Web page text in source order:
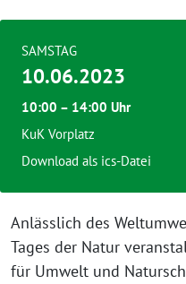
Anlässlich des
Tages der Natur
für Umwelt und
SAMSTAG
10.06.2023
10:00 – 14:00 Uhr
KuK Vorplatz
Download als ics-Datei